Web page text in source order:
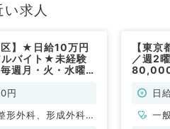
求人
区】★日給10万円
バイト★未経験
週月・火・水曜日
系,外科系／非常
円
形外科、形成外科、
【東
／週2
80,000
日
一